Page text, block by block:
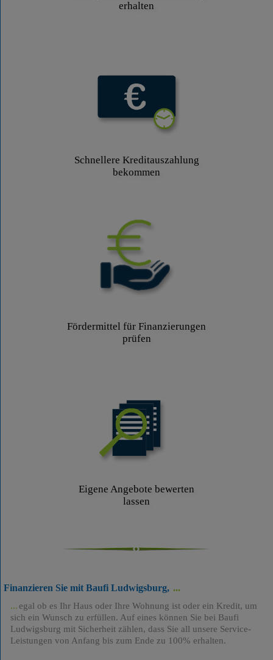
erhalten
Schnellere Kreditauszahlung
bekommen
Fördermittel für Finanzierungen
prüfen
Eigene Angebote bewerten
lassen
Finanzieren Sie mit Baufi Ludwigsburg,
egal ob es Ihr Haus oder Ihre Wohnung ist oder ein Kredit, um
sich ein Wunsch zu erfüllen. Auf eines können Sie bei Baufi
Ludwigsburg mit Sicherheit zählen, dass Sie all unsere Service-
Leistungen von Anfang bis zum Ende zu 100% erhalten.